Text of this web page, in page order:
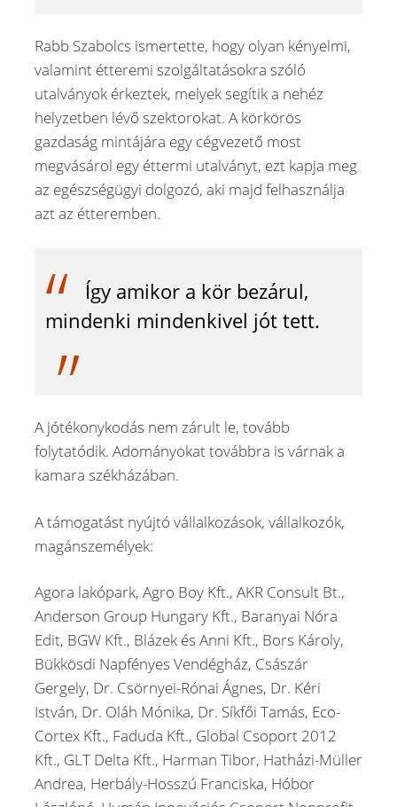
Rabb Szabolcs ismertette, hogy olyan kényelmi,
valamint étteremi szolgáltatásokra szóló
utalványok érkeztek, melyek segítik a nehéz
helyzetben lévő szektorokat. A körkörös
gazdaság mintájára egy cégvezető most
megvásárol egy éttermi utalványt, ezt kapja meg
az egészségügyi dolgozó, aki majd felhasználja
azt az étteremben.
Így amikor a kör bezárul,
mindenki mindenkivel jót tett.
A jótékonykodás nem zárult le, tovább
folytatódik. Adományokat továbbra is várnak a
kamara székházában.
A támogatást nyújtó vállalkozások, vállalkozók,
magánszemélyek:
Agora lakópark, Agro Boy Kft., AKR Consult Bt.,
Anderson Group Hungary Kft., Baranyai Nóra
Edit, BGW Kft., Blázek és Anni Kft., Bors Károly,
Bükkösdi Napfényes Vendégház, Császár
Gergely, Dr. Csörnyei-Rónai Ágnes, Dr. Kéri
István, Dr. Oláh Mónika, Dr. Síkfői Tamás, Eco-
Cortex Kft., Faduda Kft., Global Csoport 2012
Kft., GLT Delta Kft., Harman Tibor, Hatházi-Müller
Andrea, Herbály-Hosszú Franciska, Hóbor